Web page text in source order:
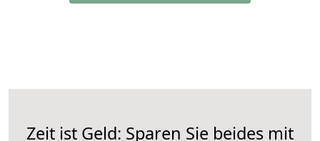
Zeit ist Geld: Sparen Sie beides mit